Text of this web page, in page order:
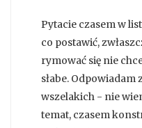
Pytacie czasem w
co postawić,
rymować się nie
słabe.
wszelakich - nie
temat, czasem